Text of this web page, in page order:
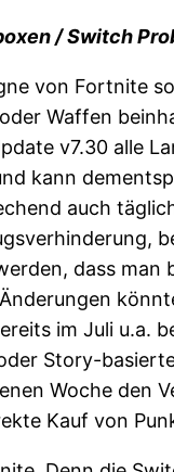
/ Switch
von Fortnite
Waffen
v7.30 alle
kann
auch
dass man
im Juli u.a.
Story-
Woche den
Kauf von